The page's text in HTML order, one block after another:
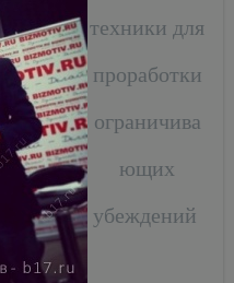
техники для
проработки
ограничива
ющих
убеждений